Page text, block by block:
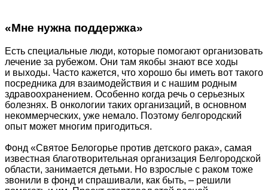
«Мне нужна поддержка»
Есть специальные люди, которые помогают организовать
лечение за рубежом. Они там якобы знают все ходы
и выходы. Часто кажется, что хорошо бы иметь вот такого
посредника для взаимодействия и с нашим родным
здравоохранением. Особенно когда речь о серьезных
болезнях. В онкологии таких организаций, в основном
некоммерческих, уже немало. Поэтому белгородский
опыт может многим пригодиться.
Фонд «Святое Белогорье против детского рака», самая
известная благотворительная организация Белгородской
области, занимается детьми. Но взрослые с раком тоже
звонили в фонд и спрашивали, как быть, – решили